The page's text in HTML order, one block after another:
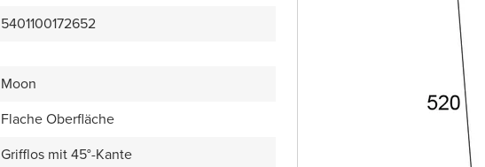
5401100172652
Moon
Flache Oberfläche
Grifflos mit 45°-Kante